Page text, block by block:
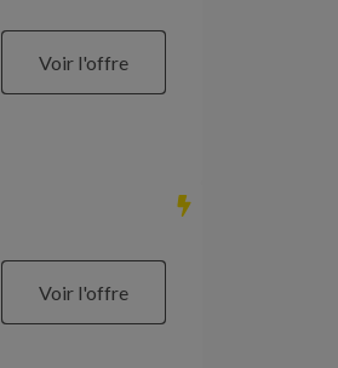
Voir l'offre
Voir l'offre